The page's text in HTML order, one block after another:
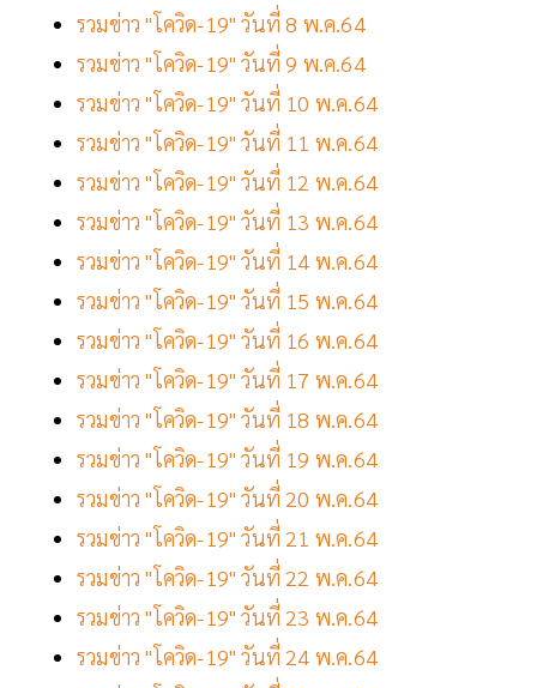
รวมข่าว "โควิด-19" วันที่ 8 พ.ค.64
รวมข่าว "โควิด-19" วันที่ 9 พ.ค.64
รวมข่าว "โควิด-19" วันที่ 10 พ.ค.64
รวมข่าว "โควิด-19" วันที่ 11 พ.ค.64
รวมข่าว "โควิด-19" วันที่ 12 พ.ค.64
รวมข่าว "โควิด-19" วันที่ 13 พ.ค.64
รวมข่าว "โควิด-19" วันที่ 14 พ.ค.64
รวมข่าว "โควิด-19" วันที่ 15 พ.ค.64
รวมข่าว "โควิด-19" วันที่ 16 พ.ค.64
รวมข่าว "โควิด-19" วันที่ 17 พ.ค.64
รวมข่าว "โควิด-19" วันที่ 18 พ.ค.64
รวมข่าว "โควิด-19" วันที่ 19 พ.ค.64
รวมข่าว "โควิด-19" วันที่ 20 พ.ค.64
รวมข่าว "โควิด-19" วันที่ 21 พ.ค.64
รวมข่าว "โควิด-19" วันที่ 22 พ.ค.64
รวมข่าว "โควิด-19" วันที่ 23 พ.ค.64
รวมข่าว "โควิด-19" วันที่ 24 พ.ค.64